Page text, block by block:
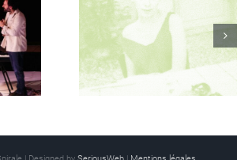
10
100 ECS,
QUATRE MAINS
AVIGNON, du 7-24
10h45, Festival